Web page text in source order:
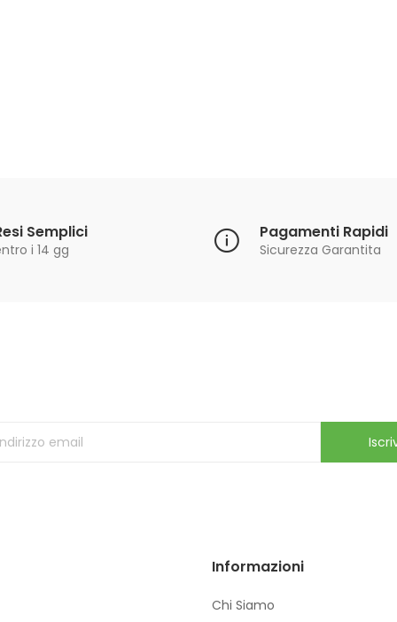
Semplici
i 14 gg
Pagamenti Rapidi
Sicurezza Garantita
Informazioni
Chi Siamo